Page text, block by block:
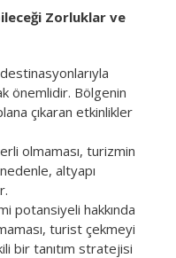
Zorluklar ve
önemlidir. Bölgenin
çıkaran etkinlikler
olmaması, turizmin
altyapı
potansiyeli hakkında
turist çekmeyi
bir tanıtım stratejisi